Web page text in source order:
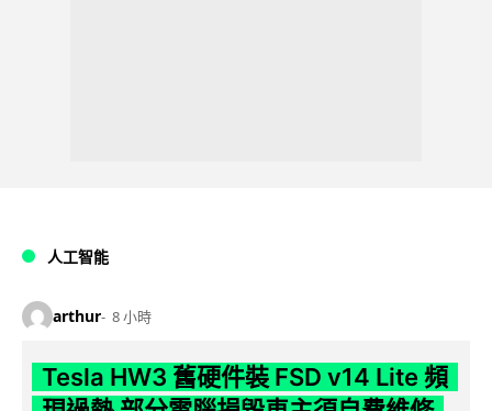
人工智能
arthur 8 小時
Tesla HW3 舊硬件裝 FSD v14 Lite 頻